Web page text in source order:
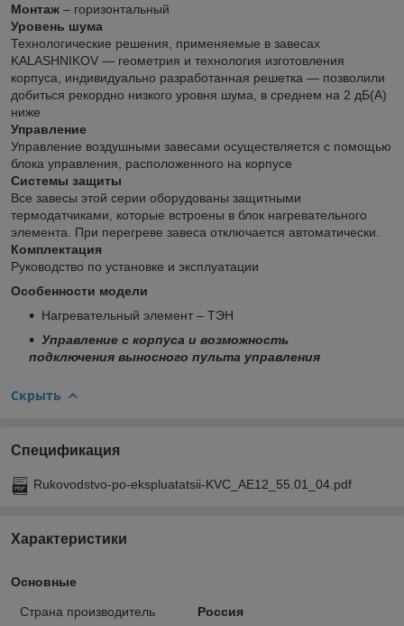
Монтаж – горизонтальный
Уровень шума
Технологические решения, применяемые в завесах
KALASHNIKOV — геометрия и технология изготовления
корпуса, индивидуально разработанная решетка — позволили
добиться рекордно низкого уровня шума, в среднем на 2 дБ(А)
ниже
Управление
Управление воздушными завесами осуществляется с помощью
блока управления, расположенного на корпусе
Системы защиты
Все завесы этой серии оборудованы защитными
термодатчиками, которые встроены в блок нагревательного
элемента. При перегреве завеса отключается автоматически.
Комплектация
Руководство по установке и эксплуатации
Особенности модели
Нагревательный элемент – ТЭН
Управление с корпуса и возможность
подключения выносного пульта управления
Скрыть
Спецификация
Rukovodstvo-po-ekspluatatsii-KVC_AE12_55.01_04.pdf
Характеристики
Основные
Страна производитель Россия